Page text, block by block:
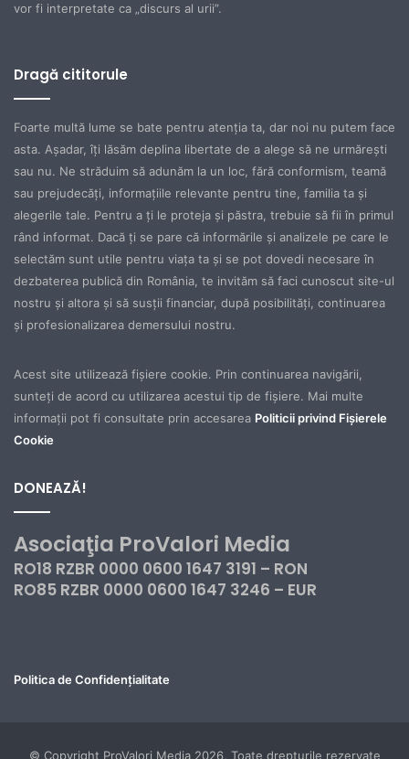
vor fi interpretate ca „discurs al urii”.
Dragă cititorule
Foarte multă lume se bate pentru atenţia ta, dar noi nu putem face
asta. Aşadar, îţi lăsăm deplina libertate de a alege să ne urmăreşti
sau nu. Ne străduim să adunăm la un loc, fără conformism, teamă
sau prejudecăţi, informaţiile relevante pentru tine, familia ta şi
alegerile tale. Pentru a ţi le proteja şi păstra, trebuie să fii în primul
rând informat. Dacă ţi se pare că informările şi analizele pe care le
selectăm sunt utile pentru viaţa ta şi se pot dovedi necesare în
dezbaterea publică din România, te invităm să faci cunoscut site-ul
nostru şi altora şi să susţii financiar, după posibilităţi, continuarea
şi profesionalizarea demersului nostru.
Acest site utilizează fișiere cookie. Prin continuarea navigării,
sunteți de acord cu utilizarea acestui tip de fișiere. Mai multe
informații pot fi consultate prin accesarea Politicii privind Fișierele
Cookie
DONEAZĂ!
Asociaţia ProValori Media
RO18 RZBR 0000 0600 1647 3191 – RON
RO85 RZBR 0000 0600 1647 3246 – EUR
Politica de Confidențialitate
© Copyright ProValori Media 2026, Toate drepturile rezervate